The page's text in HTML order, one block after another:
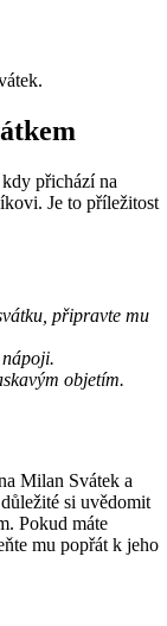
přichází na
Je to příležitost
připravte mu
objetím.
Milan Svátek a
si uvědomit
Pokud máte
mu popřát k jeho